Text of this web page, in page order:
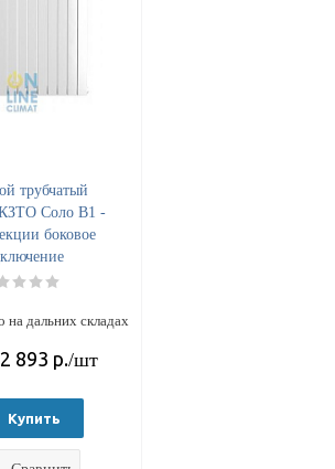
трубчатый
КЗТО Соло B1 -
боковое
на дальних складах
893 р./шт
Купить